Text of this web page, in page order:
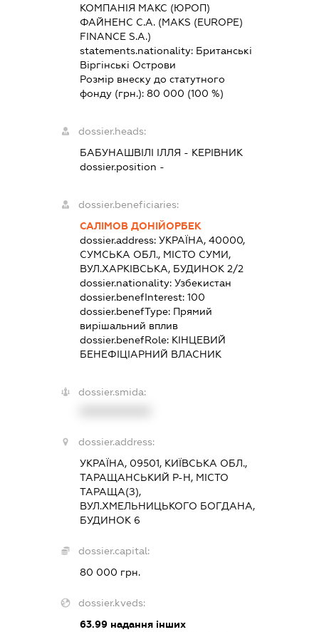
КОМПАНІЯ МАКС (ЮРОП)
ФАЙНЕНС С.А. (MAKS (EUROPE)
FINANCE S.A.)
statements.nationality: Британські
Віргінські Острови
Розмір внеску до статутного
фонду (грн.):80 000 (100 %)
dossier.heads:
БАБУНАШВІЛІ ІЛЛЯ - КЕРІВНИК
dossier.position -
dossier.beneficiaries:
САЛІМОВ ДОНІЙОРБЕК
dossier.address:УКРАЇНА, 40000,
СУМСЬКА ОБЛ., МІСТО СУМИ,
ВУЛ.ХАРКІВСЬКА, БУДИНОК 2/2
dossier.nationality:Узбекистан
dossier.benefInterest:100
dossier.benefType: Прямий
вирішальний вплив
dossier.benefRole: КІНЦЕВИЙ
БЕНЕФІЦІАРНИЙ ВЛАСНИК
dossier.smida:
dossier.address:
УКРАЇНА, 09501, КИЇВСЬКА ОБЛ.,
ТАРАЩАНСЬКИЙ Р-Н, МІСТО
ТАРАЩА(З),
ВУЛ.ХМЕЛЬНИЦЬКОГО БОГДАНА,
БУДИНОК 6
dossier.capital:
80 000 грн.
dossier.kveds:
63.99 надання інших